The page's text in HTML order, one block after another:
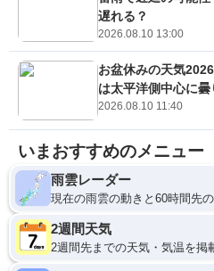
遅れる？
2026.08.10 13:00
お盆休みの天気
は太平洋側中心に曇
2026.08.10 11:40
いまおすすめのメニュー
雨雲レーダー
現在の雨雲の動きと60時間先
2週間天気
2週間先までの天気・気温を掲